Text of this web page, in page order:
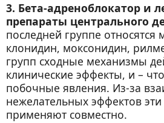
3. Бета-адреноблокатор и
препараты центрального
последней группе относятся
клонидин, моксонидин,
групп сходные механизмы
клинические эффекты, и –
побочные явления. Из-за
нежелательных эффектов
применяют совместно.